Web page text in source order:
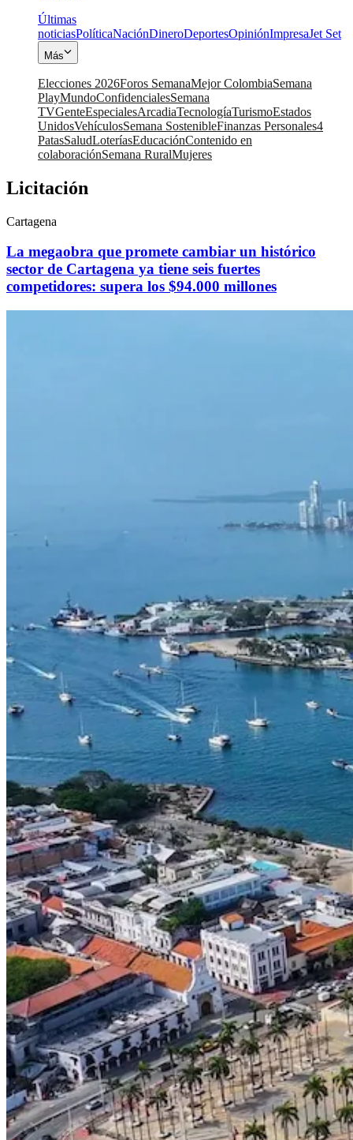
Últimas
noticiasPolíticaNaciónDineroDeportesOpiniónImpresaJet Set
Más
Elecciones 2026Foros SemanaMejor ColombiaSemana
PlayMundoConfidencialesSemana
TVGenteEspecialesArcadiaTecnologíaTurismoEstados
UnidosVehículosSemana SostenibleFinanzas Personales4
PatasSaludLoteríasEducaciónContenido en
colaboraciónSemana RuralMujeres
Licitación
Cartagena
La megaobra que promete cambiar un histórico
sector de Cartagena ya tiene seis fuertes
competidores: supera los $94.000 millones